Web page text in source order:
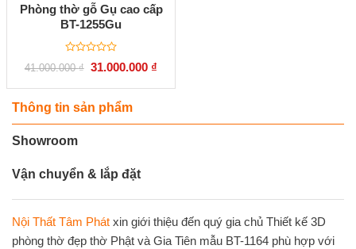
Phòng thờ gỗ Gụ cao cấp
BT-1255Gu
Được
xếp
5
sao
41.000.000₫ Giá
là:
31.000.000 ₫
tại
Thông tin sản phẩm
Showroom
Vận chuyển & lắp đặt
Nội Thất Tâm Phát xin giới thiệu đến quý gia chủ Thiết kế 3D
phòng thờ đẹp thờ Phật và Gia Tiên mẫu BT-1164 phù hợp với